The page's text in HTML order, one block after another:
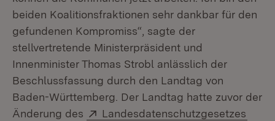
beiden Koalitionsfraktionen sehr dankbar für den
gefundenen Kompromiss“, sagte der
stellvertretende Ministerpräsident und
Innenminister Thomas Strobl anlässlich der
Beschlussfassung durch den Landtag von
Baden-Württemberg. Der Landtag hatte zuvor der
Änderung des
Extern:
Landesdatenschutzgesetzes